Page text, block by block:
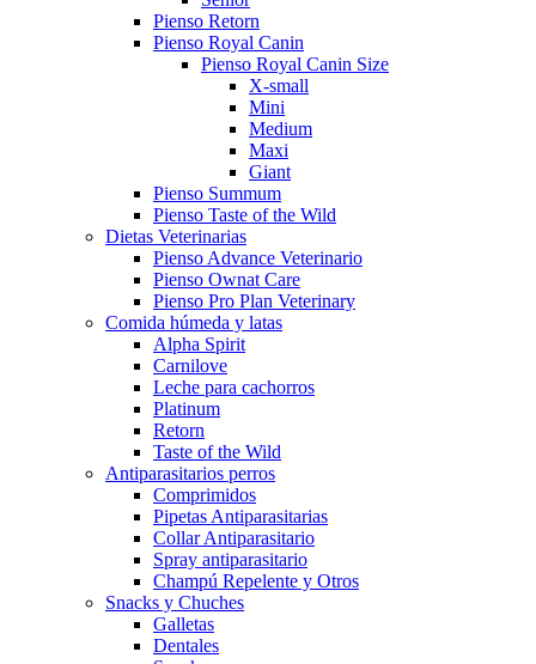
Pienso Retorn
Pienso Royal Canin
Pienso Royal Canin Size
X-small
Mini
Medium
Maxi
Giant
Pienso Summum
Pienso Taste of the Wild
Dietas Veterinarias
Pienso Advance Veterinario
Pienso Ownat Care
Pienso Pro Plan Veterinary
Comida húmeda y latas
Alpha Spirit
Carnilove
Leche para cachorros
Platinum
Retorn
Taste of the Wild
Antiparasitarios perros
Comprimidos
Pipetas Antiparasitarias
Collar Antiparasitario
Spray antiparasitario
Champú Repelente y Otros
Snacks y Chuches
Galletas
Dentales